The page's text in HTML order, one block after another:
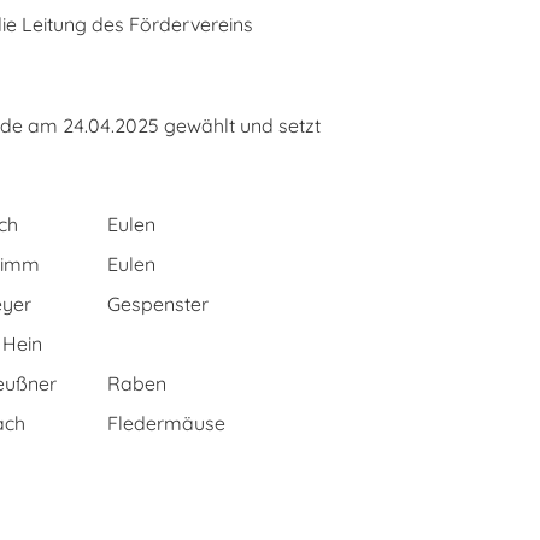
Leitung des Fördervereins
am 24.04.2025 gewählt und setzt
Eulen
Eulen
Gespenster
Raben
Fledermäuse